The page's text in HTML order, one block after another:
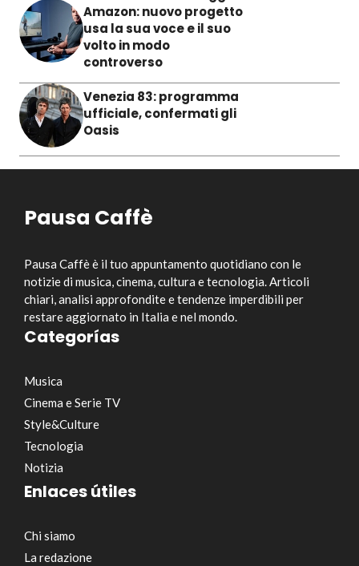
Amazon: nuovo progetto
usa la sua voce e il suo
volto in modo
controverso
Venezia 83: programma
ufficiale, confermati gli
Oasis
Pausa Caffè
Pausa Caffè è il tuo appuntamento quotidiano con le
notizie di musica, cinema, cultura e tecnologia. Articoli
chiari, analisi approfondite e tendenze imperdibili per
restare aggiornato in Italia e nel mondo.
Categorías
Musica
Cinema e Serie TV
Style&Culture
Tecnologia
Notizia
Enlaces útiles
Chi siamo
La redazione